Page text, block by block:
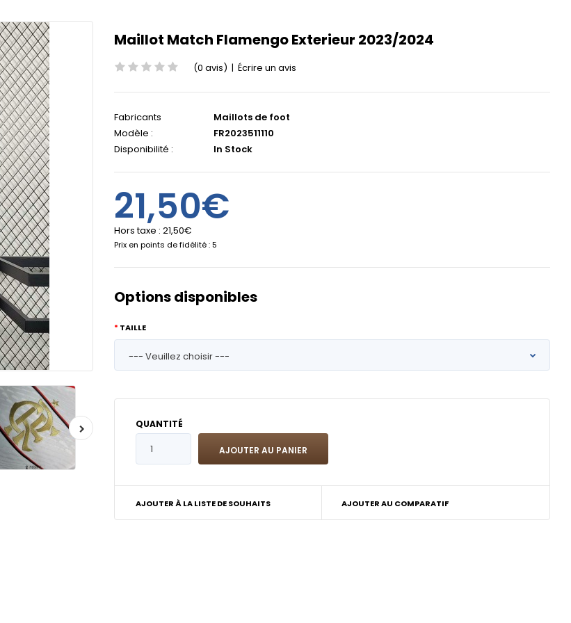
Maillot Match Flamengo Exterieur 2023/2024
(0 avis) | Écrire un avis
Fabricants
Maillots de foot
Modèle :
FR2023511110
Disponibilité :
In Stock
21,50€
Hors taxe : 21,50€
Prix en points de fidélité : 5
Options disponibles
TAILLE
QUANTITÉ
AJOUTER À LA LISTE DE SOUHAITS AJOUTER AU COMPARATIF